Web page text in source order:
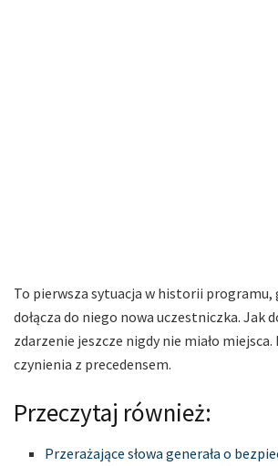
To pierwsza sytuacja w historii programu,
dołącza do niego nowa uczestniczka. Jak
zdarzenie jeszcze nigdy nie miało miejsca.
czynienia z precedensem.
Przeczytaj również:
Przerażające słowa generała o